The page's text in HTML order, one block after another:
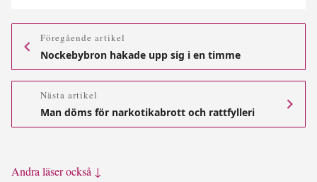
Föregående artikel
Nockebybron hakade upp sig i en timme
Nästa artikel
Man döms för narkotikabrott och rattfylleri
Andra läser också ↓